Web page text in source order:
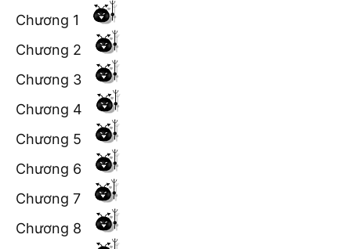
Chương 1
Chương 2
Chương 3
Chương 4
Chương 5
Chương 6
Chương 7
Chương 8